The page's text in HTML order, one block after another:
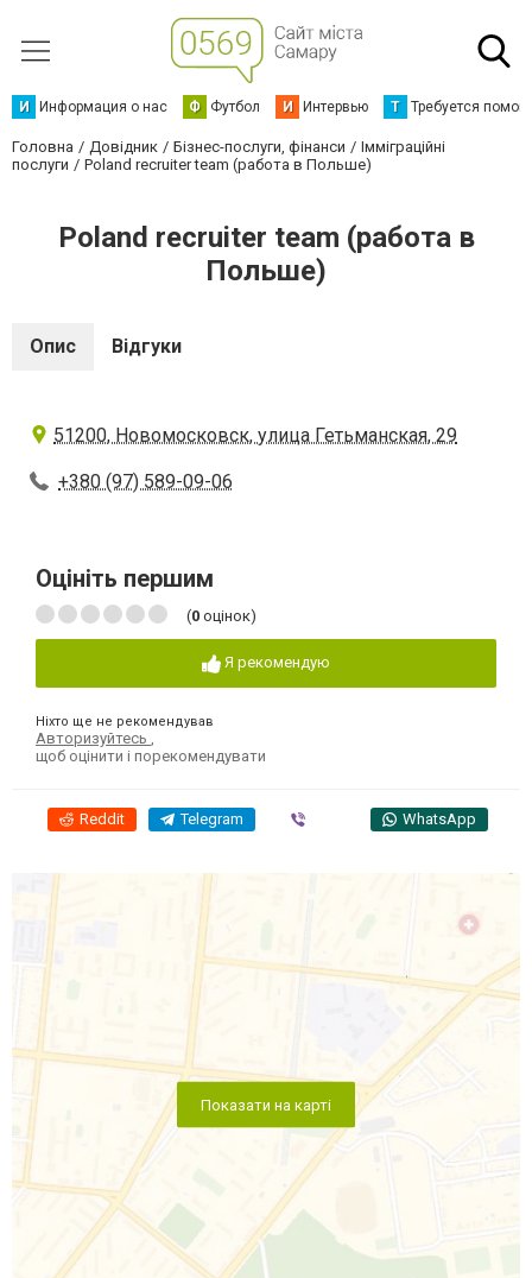
И Информация о нас Ф Футбол И Интервью Т Требуется
Головна Довідник Бізнес-послуги, фінанси
Імміграційні
послуги
Poland recruiter team (работа в Польше)
Poland recruiter team (работа в
Польше)
Опис Відгуки
51200, Новомосковск, улица Гетьманская, 29
+380 (97) 589-09-06
Оцініть першим
(0 оцінок)
Я рекомендую
Ніхто ще не рекомендував
Авторизуйтесь
щоб оцінити і порекомендувати
Reddit Telegram WhatsApp
Показати на карті